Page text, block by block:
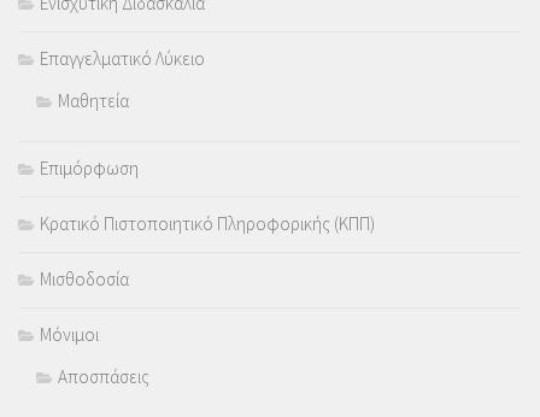
Επαγγελματικό Λύκειο
Μαθητεία
Επιμόρφωση
Κρατικό Πιστοποιητικό Πληροφορικής (ΚΠΠ)
Μισθοδοσία
Μόνιμοι
Αποσπάσεις